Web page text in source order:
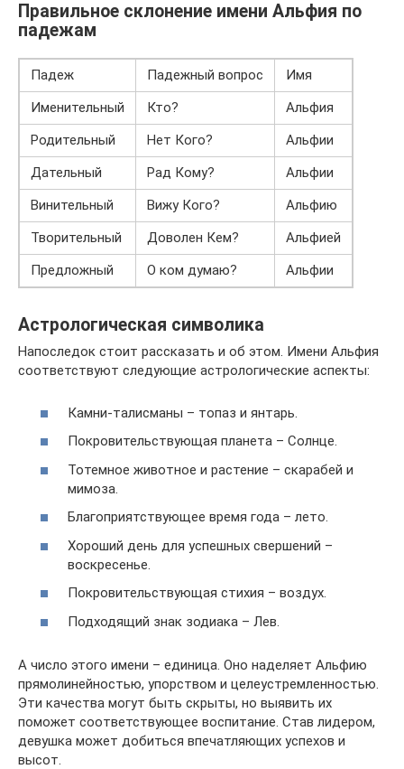
Правильное склонение имени Альфия по
падежам
Падеж Падежный вопрос
Имя
Именительный
Кто?
Альфия
Родительный
Нет Кого?
Альфии
Дательный
Рад Кому?
Альфии
Винительный
Вижу Кого?
Альфию
Творительный
Доволен Кем?
Альфией
Предложный
О ком думаю? Альфии
Астрологическая символика
Напоследок стоит рассказать и об этом. Имени Альфия
соответствуют следующие астрологические аспекты:
Камни-талисманы – топаз и янтарь.
Покровительствующая планета – Солнце.
Тотемное животное и растение – скарабей и
мимоза.
Благоприятствующее время года – лето.
Хороший день для успешных свершений –
воскресенье.
Покровительствующая стихия – воздух.
Подходящий знак зодиака – Лев.
А число этого имени – единица. Оно наделяет Альфию
прямолинейностью, упорством и целеустремленностью.
Эти качества могут быть скрыты, но выявить их
поможет соответствующее воспитание. Став лидером,
девушка может добиться впечатляющих успехов и
высот.